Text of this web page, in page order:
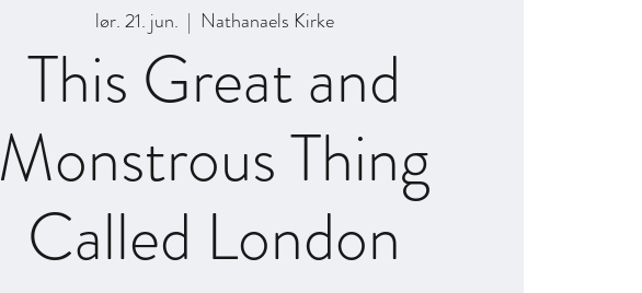
lør. 21. jun.
  |
Nathanaels Kirke
This Great and
Monstrous Thing
Called London